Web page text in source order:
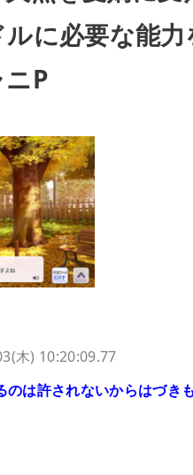
に必要な能力
P
木) 10:20:09.77
のは許されないからはづき